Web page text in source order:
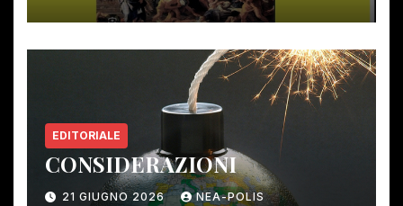
EDITORIALE
CONSIDERAZIONI
21 GIUGNO 2026 NEA-POLIS